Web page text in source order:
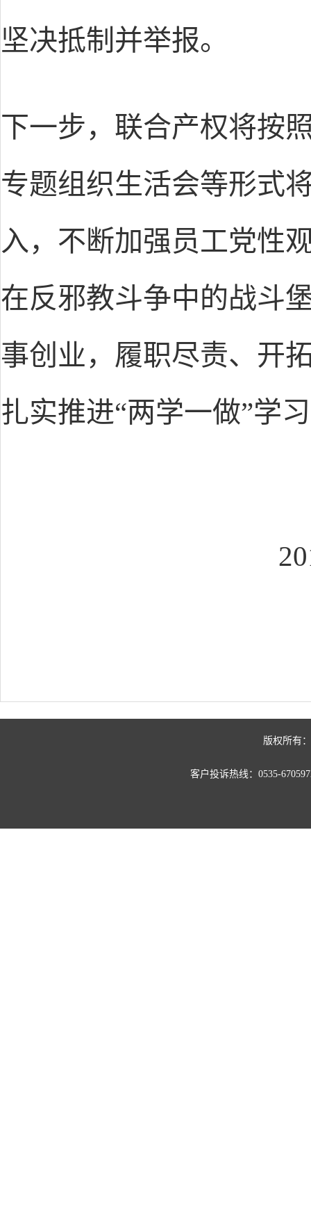
坚决抵制并举报。
下一步，联合产权将按
专题组织生活会等形式
入，不断加强员工党性
在反邪教斗争中的战斗
事创业，履职尽责、开
扎实推进“两学一做”学
2018年2
版权所有
客户投诉热线：0535-